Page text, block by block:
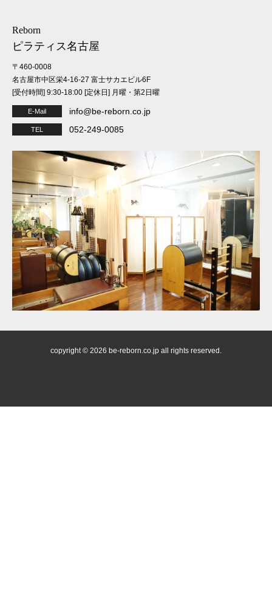
Reborn
ピラティス名古屋
〒460-0008
名古屋市中区栄4-16-27 富士サカエビル6F
[受付時間] 9:30-18:00 [定休日] 月曜・第2日曜
E-Mail info@be-reborn.co.jp
TEL 052-249-0085
copyright © 2026 be-reborn.co.jp all rights reserved.